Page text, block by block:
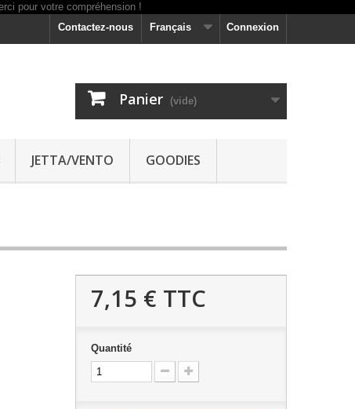
Connexion
Français
Contactez-nous
Panier (vide)
JETTA/VENTO GOODIES
7,15 € TTC
Quantité